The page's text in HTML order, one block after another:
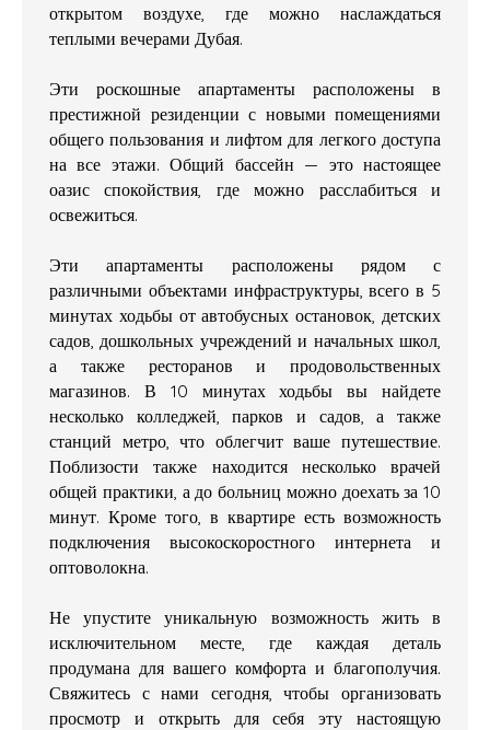
открытом воздухе, где можно наслаждаться
теплыми вечерами Дубая.
Эти роскошные апартаменты расположены в
престижной резиденции с новыми помещениями
общего пользования и лифтом для легкого доступа
на все этажи. Общий бассейн — это настоящее
оазис спокойствия, где можно расслабиться и
освежиться.
Эти апартаменты расположены рядом с
различными объектами инфраструктуры, всего в 5
минутах ходьбы от автобусных остановок, детских
садов, дошкольных учреждений и начальных школ,
а также ресторанов и продовольственных
магазинов. В 10 минутах ходьбы вы найдете
несколько колледжей, парков и садов, а также
станций метро, что облегчит ваше путешествие.
Поблизости также находится несколько врачей
общей практики, а до больниц можно доехать за 10
минут. Кроме того, в квартире есть возможность
подключения высокоскоростного интернета и
оптоволокна.
Не упустите уникальную возможность жить в
исключительном месте, где каждая деталь
продумана для вашего комфорта и благополучия.
Свяжитесь с нами сегодня, чтобы организовать
просмотр и открыть для себя эту настоящую